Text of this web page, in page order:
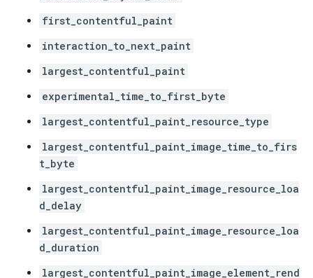
first_contentful_paint
interaction_to_next_paint
largest_contentful_paint
experimental_time_to_first_byte
largest_contentful_paint_resource_type
largest_contentful_paint_image_time_to_firs
t_byte
largest_contentful_paint_image_resource_loa
d_delay
largest_contentful_paint_image_resource_loa
d_duration
largest_contentful_paint_image_element_rend